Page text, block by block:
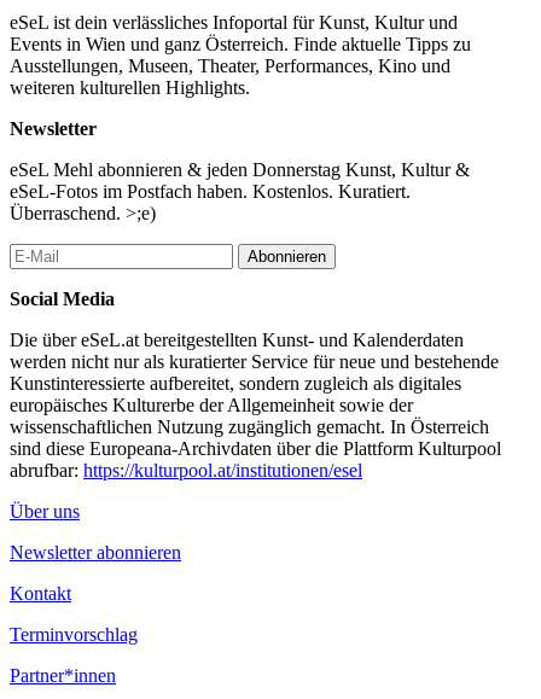
der französisch gebürtige künstler zählte zu den führendsten
köpfen der avantgarde des 20. jahrhunderts.seine werke
beeinflussten in maßgeblicher weise die moderne kunst.vom
impressionismus kam duchamp auf den kubismus,den er mit
überlegungen eine ideenkunst,die er auch umsetzte.seine werke
fraglich.in seinem schaffen läßt er sich nicht einer bestimmten
kunstrichtung zuordnen,dennoch wird er in die nähe von
dadaismus und surrealismus gerückt.marcel duchamps schaffen
galt vielen nachfolgenden strömungen als quelle der
inspiration,besonders,was seine erfindung des readymades
anbelangt.
die galerie lindenhof zeigt eine übersicht des werkes von
duchamp,der zur zeit im museum für moderne kunst in frankfurt
seine bisher größte ausstellung hat,in facsimilierter form als reine
informationsschau.
Raum für Kunst und Galerie Lindenhof
Oberndorf 7
3820 Raabs an der Thaya
...Mehr lesen
eSeL ist dein verlässliches Infoportal für Kunst, Kultur und
Events in Wien und ganz Österreich. Finde aktuelle Tipps zu
Ausstellungen, Museen, Theater, Performances, Kino und
weiteren kulturellen Highlights.
Newsletter
eSeL Mehl abonnieren & jeden Donnerstag Kunst, Kultur &
eSeL-Fotos im Postfach haben. Kostenlos. Kuratiert.
Überraschend. >;e)
Abonnieren
Social Media
Die über eSeL.at bereitgestellten Kunst- und Kalenderdaten
werden nicht nur als kuratierter Service für neue und bestehende
Kunstinteressierte aufbereitet, sondern zugleich als digitales
europäisches Kulturerbe der Allgemeinheit sowie der
wissenschaftlichen Nutzung zugänglich gemacht. In Österreich
sind diese Europeana-Archivdaten über die Plattform Kulturpool
abrufbar: https://kulturpool.at/institutionen/esel
Über uns
Newsletter abonnieren
Kontakt
Terminvorschlag
Partner*innen